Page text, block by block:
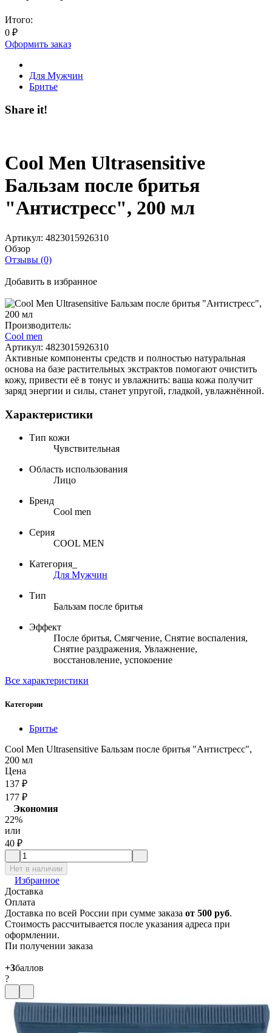
Итого:
0 ₽
Оформить заказ
Для Мужчин
Бритье
Share it!
Cool Men Ultrasensitive
Бальзам после бритья
"Антистресс", 200 мл
Артикул: 4823015926310
Обзор
Отзывы (0)
Добавить в избранное
Производитель:
Cool men
Артикул: 4823015926310
Активные компоненты средств и полностью натуральная
основа на базе растительных экстрактов помогают очистить
кожу, привести её в тонус и увлажнить: ваша кожа получит
заряд энергии и силы, станет упругой, гладкой, увлажнённой.
Характеристики
Тип кожи
Чувствительная
Область использования
Лицо
Бренд
Cool men
Серия
COOL MEN
Категория_
Для Мужчин
Тип
Бальзам после бритья
Эффект
После бритья, Смягчение, Снятие воспаления,
Снятие раздражения, Увлажнение,
восстановление, успокоение
Все характеристики
Категории
Бритье
Cool Men Ultrasensitive Бальзам после бритья "Антистресс",
200 мл
Цена
137 ₽
177 ₽
Экономия
22%
или
40 ₽
Нет в наличии
Избранное
Доставка
Оплата
Доставка по всей России при сумме заказа от 500 руб.
Стоимость рассчитывается после указания адреса при
оформлении.
Пи получении заказа
+3баллов
?